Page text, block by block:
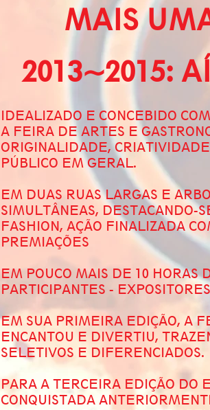
2013~2015:
IDEALIZADO E CONCEBIDO
A FEIRA DE ARTES E
ORIGINALIDADE,
PÚBLICO EM GERAL.
EM DUAS RUAS LARGAS E
SIMULTÂNEAS, DESTACANDO-
FASHION, AÇÃO FINALIZADA
PREMIAÇÕES
EM POUCO MAIS DE 10 HORAS
PARTICIPANTES -
EM SUA PRIMEIRA EDIÇÃO, A
ENCANTOU E DIVERTIU,
SELETIVOS E DIFERENCIADOS.
PARA A TERCEIRA EDIÇÃO DO
CONQUISTADA
MAIS